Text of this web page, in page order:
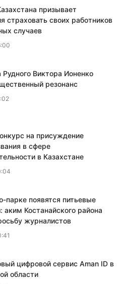
призывает
страховать своих работников
случаев
Виктора Ионенко
резонанс
на присуждение
в сфере
в Казахстане
парке появятся питьевые
аким Костанайского района
журналистов
цифровой сервис Aman ID в
области